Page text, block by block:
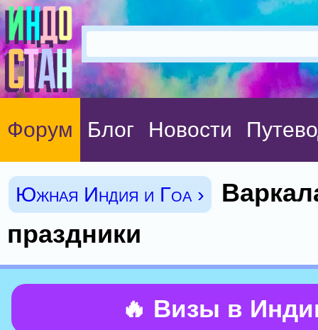
Форум Блог Новости
Южная Индия и Гоа ›
праздники
🔥 Визы в